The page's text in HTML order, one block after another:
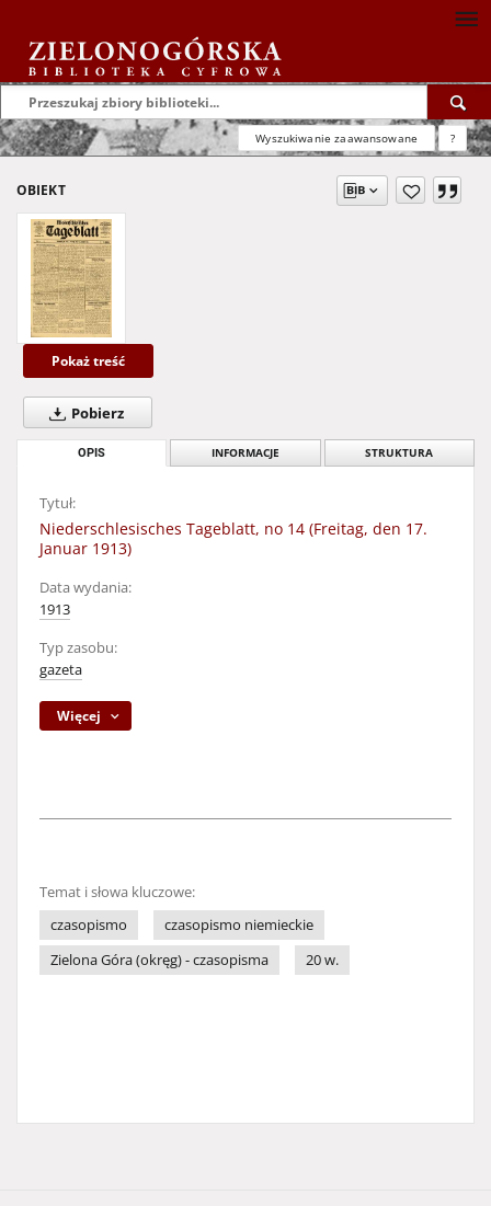
Wyszukiwanie zaawansowane ?
OBIEKT
Pokaż treść
Pobierz
OPIS INFORMACJE STRUKTURA
Tytuł:
Niederschlesisches Tageblatt, no 14 (Freitag, den 17.
Januar 1913)
Data wydania:
1913
Typ zasobu:
gazeta
Więcej
Temat i słowa kluczowe:
czasopismo
czasopismo niemieckie
Zielona Góra (okręg) - czasopisma
20 w.